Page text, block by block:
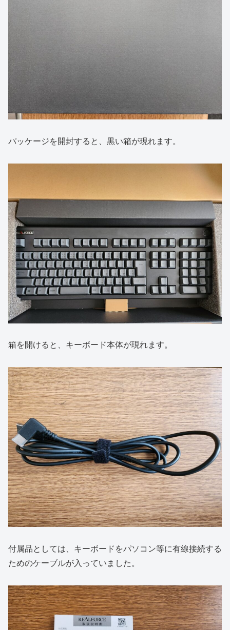
パッケージを開封すると、黒い箱が現れます。
箱を開けると、キーボード本体が現れます。
付属品としては、キーボードをパソコン等に有線接続する
ためのケーブルが入っていました。